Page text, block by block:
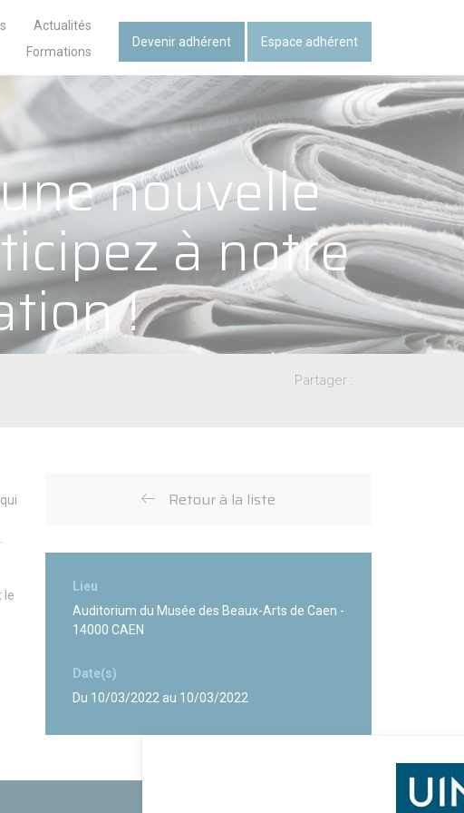
Actualités
Formations
Devenir adhérent Espace adhérent
nouvelle
à notre
!
Partager :
le
Retour à la liste
Lieu
Auditorium du Musée des Beaux-Arts de Caen -
14000 CAEN
Date(s)
Du 10/03/2022 au 10/03/2022